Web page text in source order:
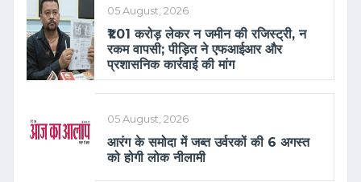
05 August, 2026
₹1.01 करोड़ लेकर न जमीन की रजिस्ट्री, न
रकम वापसी; पीड़ित ने एफआईआर और
प्रशासनिक कार्रवाई की मांग
05 August, 2026
आरंग के समोदा में जब्त उर्वरकों की 6 अगस्त
को होगी लोक नीलामी